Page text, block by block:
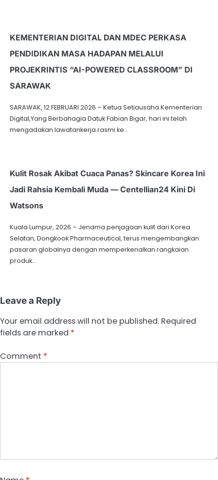
KEMENTERIAN DIGITAL DAN MDEC PERKASA
PENDIDIKAN MASA HADAPAN MELALUI
PROJEKRINTIS “AI-POWERED CLASSROOM” DI
SARAWAK
SARAWAK, 12 FEBRUARI 2026 – Ketua Setiausaha Kementerian
Digital,Yang Berbahagia Datuk Fabian Bigar, hari ini telah
mengadakan lawatankerja rasmi ke…
Kulit Rosak Akibat Cuaca Panas? Skincare Korea Ini
Jadi Rahsia Kembali Muda — Centellian24 Kini Di
Watsons
Kuala Lumpur, 2026 – Jenama penjagaan kulit dari Korea
Selatan, Dongkook Pharmaceutical, terus mengembangkan
pasaran globalnya dengan memperkenalkan rangkaian
produk…
Leave a Reply
Your email address will not be published. Required
fields are marked *
Comment *